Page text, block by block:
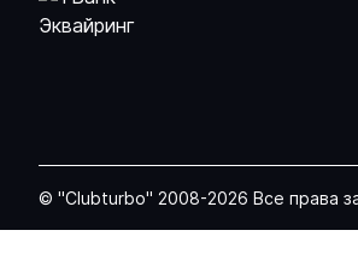
© "Clubturbo" 2008-2026 Все права